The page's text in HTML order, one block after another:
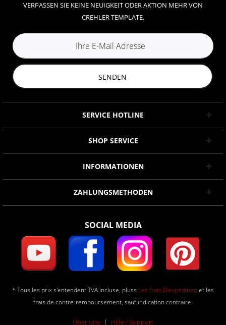
VERPASSEN SIE KEINE NEUIGKEIT ODER AKTION MEHR VON
CREHLER TEMPLATE.
SENDEN
SERVICE HOTLINE
SHOP SERVICE
INFORMATIONEN
ZAHLUNGSMETHODEN
SOCIAL MEDIA
* Tous les prix s'entendent TVA incluse, pluss Les frais D'expédition et les
frais de contre-remboursement, sauf indication contraire.
Über uns Hilfe / Support